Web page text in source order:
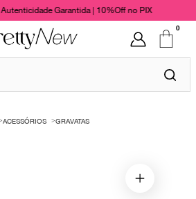
Autenticidade Garantida | 10%Off no PIX
0
ACESSÓRIOS GRAVATAS